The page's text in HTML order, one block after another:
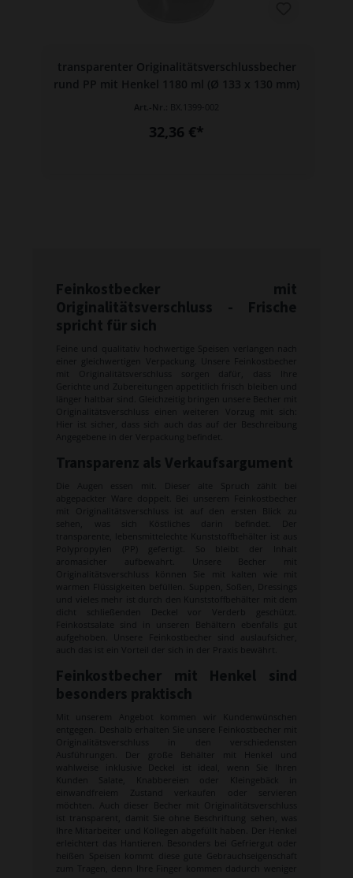
transparenter Originalitätsverschlussbecher
rund PP mit Henkel 1180 ml (Ø 133 x 130 mm)
Art.-Nr.:
32,36 €*
Feinkostbecker mit
Originalitätsverschluss - Frische
spricht für sich
Feine und qualitativ hochwertige Speisen verlangen nach
einer gleichwertigen Verpackung. Unsere Feinkostbecher
mit Originalitätsverschluss sorgen dafür, dass Ihre
Gerichte und Zubereitungen appetitlich frisch bleiben und
länger haltbar sind. Gleichzeitig bringen unsere Becher mit
Originalitätsverschluss einen weiteren Vorzug mit sich:
Hier ist sicher, dass sich auch das auf der Beschreibung
Angegebene in der Verpackung befindet.
Transparenz als Verkaufsargument
Die Augen essen mit. Dieser alte Spruch zählt bei
abgepackter Ware doppelt. Bei unserem Feinkostbecher
mit Originalitätsverschluss ist auf den ersten Blick zu
sehen, was sich Köstliches darin befindet. Der
transparente, lebensmittelechte Kunststoffbehälter ist aus
Polypropylen (PP) gefertigt. So bleibt der Inhalt
aromasicher aufbewahrt. Unsere Becher mit
Originalitätsverschluss können Sie mit kalten wie mit
warmen Flüssigkeiten befüllen. Suppen, Soßen, Dressings
und vieles mehr ist durch den Kunststoffbehälter mit dem
dicht schließenden Deckel vor Verderb geschützt.
Feinkostsalate sind in unseren Behältern ebenfalls gut
aufgehoben. Unsere Feinkostbecher sind auslaufsicher,
auch das ist ein Vorteil der sich in der Praxis bewährt.
Feinkostbecher mit Henkel sind
besonders praktisch
Mit unserem Angebot kommen wir Kundenwünschen
entgegen. Deshalb erhalten Sie unsere Feinkostbecher mit
Originalitätsverschluss in den verschiedensten
Ausführungen. Der große Behälter mit Henkel und
wahlweise inklusive Deckel ist ideal, wenn Sie Ihren
Kunden Salate, Knabbereien oder Kleingebäck in
einwandfreiem Zustand verkaufen oder servieren
möchten. Auch dieser Becher mit Originalitätsverschluss
ist transparent, damit Sie ohne Beschriftung sehen, was
Ihre Mitarbeiter und Kollegen abgefüllt haben. Der Henkel
erleichtert das Hantieren. Besonders bei Gefriergut oder
heißen Speisen kommt diese gute Gebrauchseigenschaft
zum Tragen, denn Ihre Finger kommen dadurch weniger